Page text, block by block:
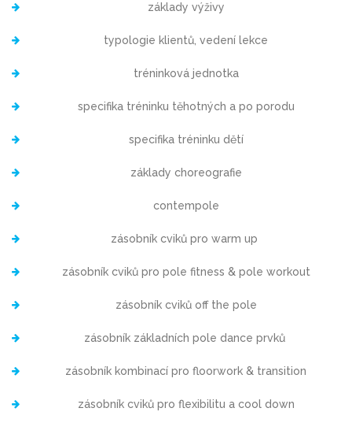
základy výživy
typologie klientů, vedení lekce
tréninková jednotka
specifika tréninku těhotných a po porodu
specifika tréninku dětí
základy choreografie
contempole
zásobník cviků pro warm up
zásobník cviků pro pole fitness & pole workout
zásobník cviků off the pole
zásobník základních pole dance prvků
zásobník kombinací pro floorwork & transition
zásobník cviků pro flexibilitu a cool down